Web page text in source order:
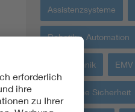
Assistenzsysteme
Robotik + Automation
Messtechnik EMV
Elektrische Sicherheit